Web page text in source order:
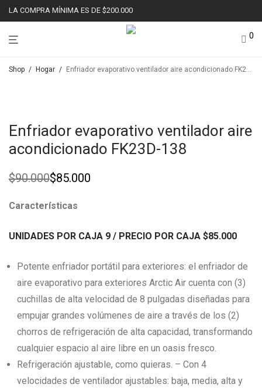
LA COMPRA MÍNIMA ES DE $200.000
0
Shop / Hogar / Enfriador evaporativo ventilador aire acondicionado FK23D-138
Enfriador evaporativo ventilador aire
acondicionado FK23D-138
$90.000
Original
was:
$85.000
Current
is:
Características
UNIDADES POR CAJA 9 / PRECIO POR CAJA $85.000
Potente enfriador portátil para exteriores: el enfriador de
aire evaporativo para exteriores Arctic Air cuenta con (3)
cuchillas de alta velocidad de 8 pulgadas diseñadas para
empujar grandes volúmenes de aire a través de los (2)
chorros de refrigeración de alta capacidad, transformando
cualquier espacio al aire libre en un oasis fresco.
Refrigeración ajustable, como quieras. – Con 4
velocidades de ventilador ajustables: baja, media, alta y